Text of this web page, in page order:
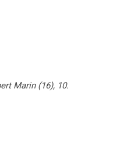
Marin (16), 10.